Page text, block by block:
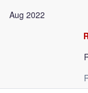
Aug 2022